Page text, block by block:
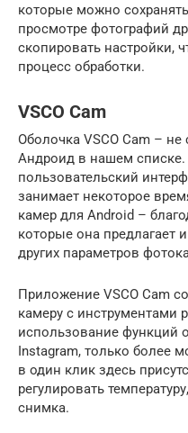
которые можно
просмотре фотографий
скопировать настройки,
процесс обработки.
VSCO Cam
Оболочка VSCO Cam –
Андроид в нашем
пользовательский
занимает некоторое
камер для Android –
которые она предлагает
других параметров
Приложение VSCO Cam
камеру с инструментами
использование функций
Instagram, только более
в один клик здесь
регулировать
снимка.